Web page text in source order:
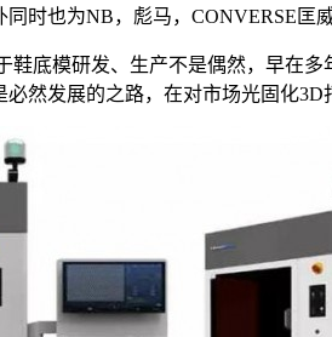
时也为NB，彪马，CONVERSE匡
鞋底模研发、生产不是偶然，早在
然发展的之路，在对市场光固化